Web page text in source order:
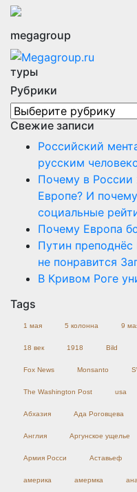
megagroup
туры
Рубрики
Рубрики
Свежие записи
Российский
русским
Почему в России
Европе? И
социальные
Почему Европа
Путин
не понравится
В Кривом Роге
Tags
1 мая 5 колонна 9
18 век 1918 Bild
Fox News Monsanto
The Washington Post usa
Абхазия Ада Роговцева
Англия Аргунское ущелье
Армия Росси Аставьеф
америка амермка